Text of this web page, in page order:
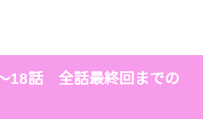
18話 全話最終回までの